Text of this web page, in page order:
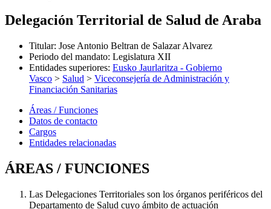
Delegación Territorial de Salud de Araba
Titular: Jose Antonio Beltran de Salazar Alvarez
Periodo del mandato: Legislatura XII
Entidades superiores: Eusko Jaurlaritza - Gobierno
Vasco > Salud > Viceconsejería de Administración y
Financiación Sanitarias
Áreas / Funciones
Datos de contacto
Cargos
Entidades relacionadas
ÁREAS / FUNCIONES
Las Delegaciones Territoriales son los órganos periféricos del
Departamento de Salud cuyo ámbito de actuación